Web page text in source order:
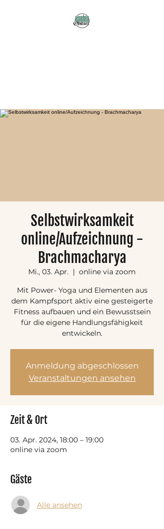
Selbstwirksamkeit
online/Aufzeichnung -
Brachmacharya
Mi., 03. Apr.
  |
online via zoom
Mit Power- Yoga und Elementen aus
dem Kampfsport aktiv eine gesteigerte
Fitness aufbauen und ein Bewusstsein
für die eigene Handlungsfähigkeit
entwickeln.
Anmeldung abgeschlossen
Veranstaltungen ansehen
Zeit & Ort
03. Apr. 2024, 18:00 – 19:00
online via zoom
Gäste
Alle ansehen